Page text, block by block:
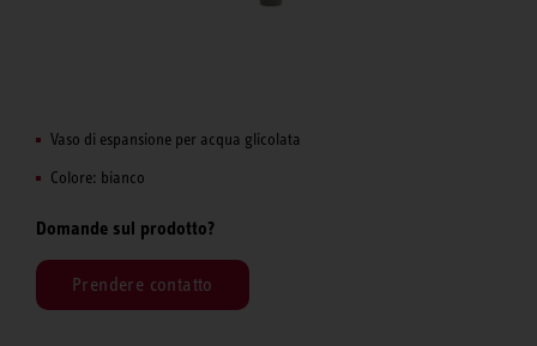
Vaso di espansione per acqua glicolata
Colore: bianco
Domande sul prodotto?
Prendere contatto